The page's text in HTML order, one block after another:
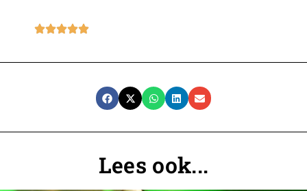
Lees ook...